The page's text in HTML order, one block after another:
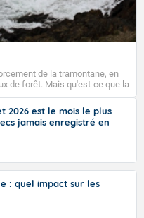
de la tramontane, en
de forêt. Mais qu'est-ce que la
? La tramontane est un
à nord, ou ouest à nord-
à la vallée de l’Aude et à
vient du latin trasmontanus,
régions montagneuses
2026 est le mois le plus
jamais enregistré en
: quel impact sur les